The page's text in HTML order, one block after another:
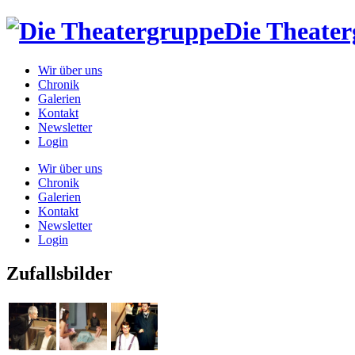
Die
Wir über uns
Chronik
Galerien
Kontakt
Newsletter
Login
Wir über uns
Chronik
Galerien
Kontakt
Newsletter
Login
Zufallsbilder